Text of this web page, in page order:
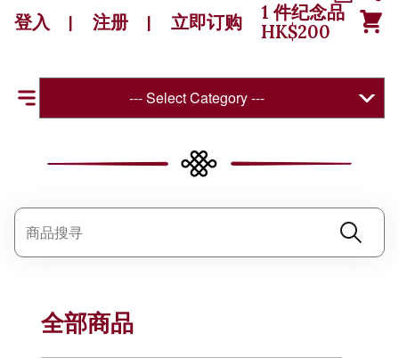
登入 | 注册 | 立即订购 1 件纪念品
HK$200
--- Select Category ---
全部商品